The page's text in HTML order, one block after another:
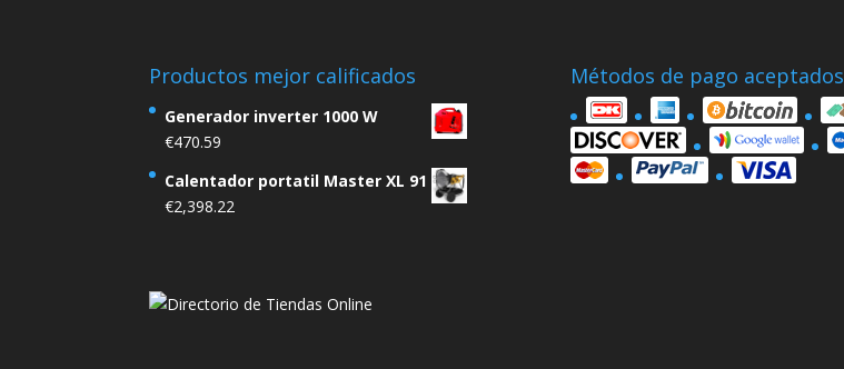
Productos mejor calificados
Generador inverter 1000 W
€470.59
Calentador portatil Master XL 91
€2,398.22
Métodos de pago aceptados